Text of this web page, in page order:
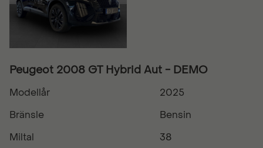
Peugeot 2008 GT Hybrid Aut - DEMO
Modellår
2025
Bränsle
Bensin
Miltal
38